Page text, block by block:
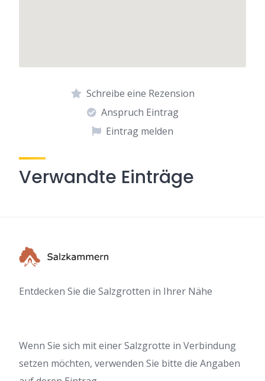
Schreibe eine Rezension
Anspruch Eintrag
Eintrag melden
Verwandte Einträge
Entdecken Sie die Salzgrotten in Ihrer Nähe
Wenn Sie sich mit einer Salzgrotte in Verbindung
setzen möchten, verwenden Sie bitte die Angaben